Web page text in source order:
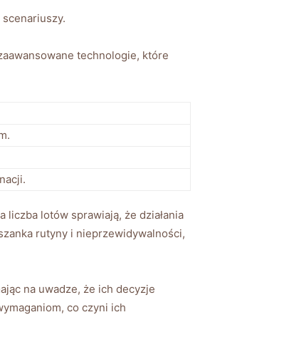
technologie, które
liczba lotów sprawiają, że działania
rutyny i nieprzewidywalności,
na uwadze, że ich decyzje
co czyni ich